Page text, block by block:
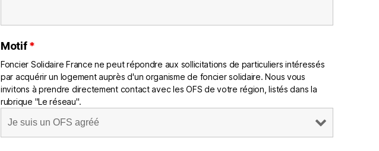
Motif*
Foncier Solidaire France ne peut répondre aux sollicitations de particuliers intéressés
par acquérir un logement auprès d'un organisme de foncier solidaire. Nous vous
invitons à prendre directement contact avec les OFS de votre région, listés dans la
rubrique "Le réseau".